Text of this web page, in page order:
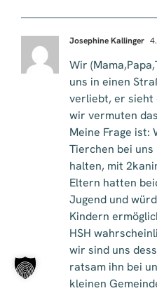
Josephine Kallinger
Wir
uns in einen
verliebt, er sieht
wir vermuten
Meine Frage ist:
Tierchen bei
halten, mit
Eltern hatten
Jugend und
Kindern
HSH
wir sind uns
ratsam ihn bei
kleinen